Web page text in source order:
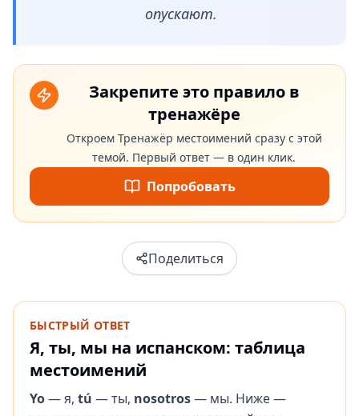
опускают.
Закрепите это правило в
тренажёре
Откроем Тренажёр местоимений сразу с этой
темой. Первый ответ — в один клик.
Попробовать
Поделиться
БЫСТРЫЙ ОТВЕТ
Я, ты, мы на испанском: таблица
местоимений
Yo— я, tú — ты, nosotros— мы. Ниже —